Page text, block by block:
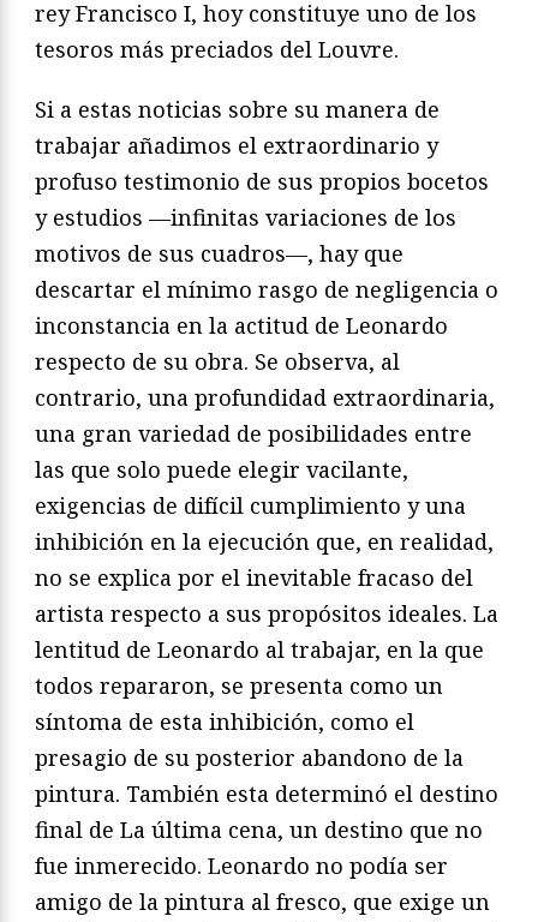
rey Francisco I, hoy constituye uno de los
tesoros más preciados del Louvre.
Si a estas noticias sobre su manera de
trabajar añadimos el extraordinario y
profuso testimonio de sus propios bocetos
y estudios —infinitas variaciones de los
motivos de sus cuadros—, hay que
descartar el mínimo rasgo de negligencia o
inconstancia en la actitud de Leonardo
respecto de su obra. Se observa, al
contrario, una profundidad extraordinaria,
una gran variedad de posibilidades entre
las que solo puede elegir vacilante,
exigencias de difícil cumplimiento y una
inhibición en la ejecución que, en realidad,
no se explica por el inevitable fracaso del
artista respecto a sus propósitos ideales. La
lentitud de Leonardo al trabajar, en la que
todos repararon, se presenta como un
síntoma de esta inhibición, como el
presagio de su posterior abandono de la
pintura. También esta determinó el destino
final de La última cena, un destino que no
fue inmerecido. Leonardo no podía ser
amigo de la pintura al fresco, que exige un